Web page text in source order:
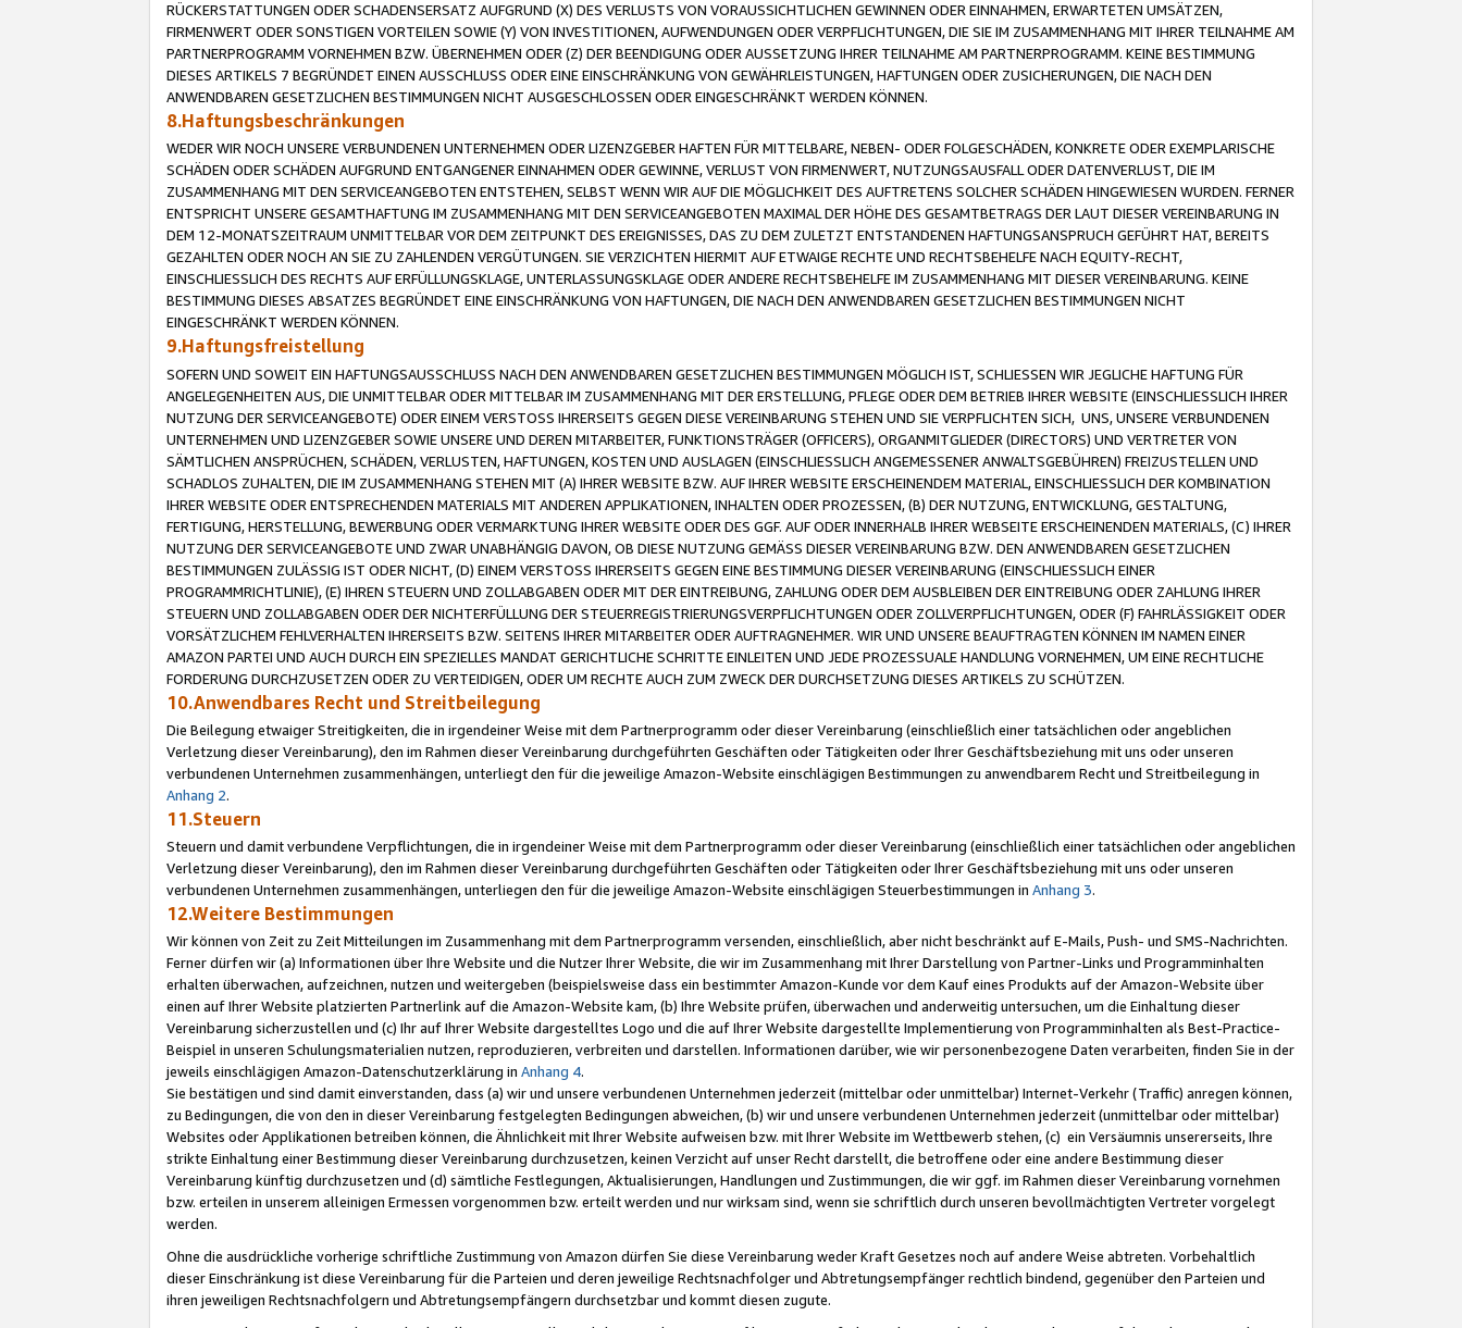
RÜCKERSTATTUNGEN ODER SCHADENSERSATZ AUFGRUND (X) DES VERLUSTS VON VORAUSSICHTLICHEN GEWINNEN ODER EINNAHMEN, ERWARTETEN UMSÄTZEN,
FIRMENWERT ODER SONSTIGEN VORTEILEN SOWIE (Y) VON INVESTITIONEN, AUFWENDUNGEN ODER VERPFLICHTUNGEN, DIE SIE IM ZUSAMMENHANG MIT IHRER TEILNAHME AM
PARTNERPROGRAMM VORNEHMEN BZW. ÜBERNEHMEN ODER (Z) DER BEENDIGUNG ODER AUSSETZUNG IHRER TEILNAHME AM PARTNERPROGRAMM. KEINE BESTIMMUNG
DIESES ARTIKELS 7 BEGRÜNDET EINEN AUSSCHLUSS ODER EINE EINSCHRÄNKUNG VON GEWÄHRLEISTUNGEN, HAFTUNGEN ODER ZUSICHERUNGEN, DIE NACH DEN
ANWENDBAREN GESETZLICHEN BESTIMMUNGEN NICHT AUSGESCHLOSSEN ODER EINGESCHRÄNKT WERDEN KÖNNEN.
8.Haftungsbeschränkungen
WEDER WIR NOCH UNSERE VERBUNDENEN UNTERNEHMEN ODER LIZENZGEBER HAFTEN FÜR MITTELBARE, NEBEN- ODER FOLGESCHÄDEN, KONKRETE ODER EXEMPLARISCHE
SCHÄDEN ODER SCHÄDEN AUFGRUND ENTGANGENER EINNAHMEN ODER GEWINNE, VERLUST VON FIRMENWERT, NUTZUNGSAUSFALL ODER DATENVERLUST, DIE IM
ZUSAMMENHANG MIT DEN SERVICEANGEBOTEN ENTSTEHEN, SELBST WENN WIR AUF DIE MÖGLICHKEIT DES AUFTRETENS SOLCHER SCHÄDEN HINGEWIESEN WURDEN. FERNER
ENTSPRICHT UNSERE GESAMTHAFTUNG IM ZUSAMMENHANG MIT DEN SERVICEANGEBOTEN MAXIMAL DER HÖHE DES GESAMTBETRAGS DER LAUT DIESER VEREINBARUNG IN
DEM 12-MONATSZEITRAUM UNMITTELBAR VOR DEM ZEITPUNKT DES EREIGNISSES, DAS ZU DEM ZULETZT ENTSTANDENEN HAFTUNGSANSPRUCH GEFÜHRT HAT, BEREITS
GEZAHLTEN ODER NOCH AN SIE ZU ZAHLENDEN VERGÜTUNGEN. SIE VERZICHTEN HIERMIT AUF ETWAIGE RECHTE UND RECHTSBEHELFE NACH EQUITY-RECHT,
EINSCHLIESSLICH DES RECHTS AUF ERFÜLLUNGSKLAGE, UNTERLASSUNGSKLAGE ODER ANDERE RECHTSBEHELFE IM ZUSAMMENHANG MIT DIESER VEREINBARUNG. KEINE
BESTIMMUNG DIESES ABSATZES BEGRÜNDET EINE EINSCHRÄNKUNG VON HAFTUNGEN, DIE NACH DEN ANWENDBAREN GESETZLICHEN BESTIMMUNGEN NICHT
EINGESCHRÄNKT WERDEN KÖNNEN.
9.Haftungsfreistellung
SOFERN UND SOWEIT EIN HAFTUNGSAUSSCHLUSS NACH DEN ANWENDBAREN GESETZLICHEN BESTIMMUNGEN MÖGLICH IST, SCHLIESSEN WIR JEGLICHE HAFTUNG FÜR
ANGELEGENHEITEN AUS, DIE UNMITTELBAR ODER MITTELBAR IM ZUSAMMENHANG MIT DER ERSTELLUNG, PFLEGE ODER DEM BETRIEB IHRER WEBSITE (EINSCHLIESSLICH IHRER
NUTZUNG DER SERVICEANGEBOTE) ODER EINEM VERSTOSS IHRERSEITS GEGEN DIESE VEREINBARUNG STEHEN UND SIE VERPFLICHTEN SICH, UNS, UNSERE VERBUNDENEN
UNTERNEHMEN UND LIZENZGEBER SOWIE UNSERE UND DEREN MITARBEITER, FUNKTIONSTRÄGER (OFFICERS), ORGANMITGLIEDER (DIRECTORS) UND VERTRETER VON
SÄMTLICHEN ANSPRÜCHEN, SCHÄDEN, VERLUSTEN, HAFTUNGEN, KOSTEN UND AUSLAGEN (EINSCHLIESSLICH ANGEMESSENER ANWALTSGEBÜHREN) FREIZUSTELLEN UND
SCHADLOS ZUHALTEN, DIE IM ZUSAMMENHANG STEHEN MIT (A) IHRER WEBSITE BZW. AUF IHRER WEBSITE ERSCHEINENDEM MATERIAL, EINSCHLIESSLICH DER KOMBINATION
IHRER WEBSITE ODER ENTSPRECHENDEN MATERIALS MIT ANDEREN APPLIKATIONEN, INHALTEN ODER PROZESSEN, (B) DER NUTZUNG, ENTWICKLUNG, GESTALTUNG,
FERTIGUNG, HERSTELLUNG, BEWERBUNG ODER VERMARKTUNG IHRER WEBSITE ODER DES GGF. AUF ODER INNERHALB IHRER WEBSEITE ERSCHEINENDEN MATERIALS, (C) IHRER
NUTZUNG DER SERVICEANGEBOTE UND ZWAR UNABHÄNGIG DAVON, OB DIESE NUTZUNG GEMÄSS DIESER VEREINBARUNG BZW. DEN ANWENDBAREN GESETZLICHEN
BESTIMMUNGEN ZULÄSSIG IST ODER NICHT, (D) EINEM VERSTOSS IHRERSEITS GEGEN EINE BESTIMMUNG DIESER VEREINBARUNG (EINSCHLIESSLICH EINER
PROGRAMMRICHTLINIE), (E) IHREN STEUERN UND ZOLLABGABEN ODER MIT DER EINTREIBUNG, ZAHLUNG ODER DEM AUSBLEIBEN DER EINTREIBUNG ODER ZAHLUNG IHRER
STEUERN UND ZOLLABGABEN ODER DER NICHTERFÜLLUNG DER STEUERREGISTRIERUNGSVERPFLICHTUNGEN ODER ZOLLVERPFLICHTUNGEN, ODER (F) FAHRLÄSSIGKEIT ODER
VORSÄTZLICHEM FEHLVERHALTEN IHRERSEITS BZW. SEITENS IHRER MITARBEITER ODER AUFTRAGNEHMER. WIR UND UNSERE BEAUFTRAGTEN KÖNNEN IM NAMEN EINER
AMAZON PARTEI UND AUCH DURCH EIN SPEZIELLES MANDAT GERICHTLICHE SCHRITTE EINLEITEN UND JEDE PROZESSUALE HANDLUNG VORNEHMEN, UM EINE RECHTLICHE
FORDERUNG DURCHZUSETZEN ODER ZU VERTEIDIGEN, ODER UM RECHTE AUCH ZUM ZWECK DER DURCHSETZUNG DIESES ARTIKELS ZU SCHÜTZEN.
10.Anwendbares Recht und Streitbeilegung
Die Beilegung etwaiger Streitigkeiten, die in irgendeiner Weise mit dem Partnerprogramm oder dieser Vereinbarung (einschließlich einer tatsächlichen oder angeblichen
Verletzung dieser Vereinbarung), den im Rahmen dieser Vereinbarung durchgeführten Geschäften oder Tätigkeiten oder Ihrer Geschäftsbeziehung mit uns oder unseren
verbundenen Unternehmen zusammenhängen, unterliegt den für die jeweilige Amazon-Website einschlägigen Bestimmungen zu anwendbarem Recht und Streitbeilegung in
Anhang 2.
11.Steuern
Steuern und damit verbundene Verpflichtungen, die in irgendeiner Weise mit dem Partnerprogramm oder dieser Vereinbarung (einschließlich einer tatsächlichen oder angeblichen
Verletzung dieser Vereinbarung), den im Rahmen dieser Vereinbarung durchgeführten Geschäften oder Tätigkeiten oder Ihrer Geschäftsbeziehung mit uns oder unseren
verbundenen Unternehmen zusammenhängen, unterliegen den für die jeweilige Amazon-Website einschlägigen Steuerbestimmungen in Anhang 3.
12.Weitere Bestimmungen
Wir können von Zeit zu Zeit Mitteilungen im Zusammenhang mit dem Partnerprogramm versenden, einschließlich, aber nicht beschränkt auf E-Mails, Push- und SMS-Nachrichten.
Ferner dürfen wir (a) Informationen über Ihre Website und die Nutzer Ihrer Website, die wir im Zusammenhang mit Ihrer Darstellung von Partner-Links und Programminhalten
erhalten überwachen, aufzeichnen, nutzen und weitergeben (beispielsweise dass ein bestimmter Amazon-Kunde vor dem Kauf eines Produkts auf der Amazon-Website über
einen auf Ihrer Website platzierten Partnerlink auf die Amazon-Website kam, (b) Ihre Website prüfen, überwachen und anderweitig untersuchen, um die Einhaltung dieser
Vereinbarung sicherzustellen und (c) Ihr auf Ihrer Website dargestelltes Logo und die auf Ihrer Website dargestellte Implementierung von Programminhalten als Best-Practice-
Beispiel in unseren Schulungsmaterialien nutzen, reproduzieren, verbreiten und darstellen. Informationen darüber, wie wir personenbezogene Daten verarbeiten, finden Sie in der
jeweils einschlägigen Amazon-Datenschutzerklärung in Anhang 4.
Sie bestätigen und sind damit einverstanden, dass (a) wir und unsere verbundenen Unternehmen jederzeit (mittelbar oder unmittelbar) Internet-Verkehr (Traffic) anregen können,
zu Bedingungen, die von den in dieser Vereinbarung festgelegten Bedingungen abweichen, (b) wir und unsere verbundenen Unternehmen jederzeit (unmittelbar oder mittelbar)
Websites oder Applikationen betreiben können, die Ähnlichkeit mit Ihrer Website aufweisen bzw. mit Ihrer Website im Wettbewerb stehen, (c) ein Versäumnis unsererseits, Ihre
strikte Einhaltung einer Bestimmung dieser Vereinbarung durchzusetzen, keinen Verzicht auf unser Recht darstellt, die betroffene oder eine andere Bestimmung dieser
Vereinbarung künftig durchzusetzen und (d) sämtliche Festlegungen, Aktualisierungen, Handlungen und Zustimmungen, die wir ggf. im Rahmen dieser Vereinbarung vornehmen
bzw. erteilen in unserem alleinigen Ermessen vorgenommen bzw. erteilt werden und nur wirksam sind, wenn sie schriftlich durch unseren bevollmächtigten Vertreter vorgelegt
werden.
Ohne die ausdrückliche vorherige schriftliche Zustimmung von Amazon dürfen Sie diese Vereinbarung weder Kraft Gesetzes noch auf andere Weise abtreten. Vorbehaltlich
dieser Einschränkung ist diese Vereinbarung für die Parteien und deren jeweilige Rechtsnachfolger und Abtretungsempfänger rechtlich bindend, gegenüber den Parteien und
ihren jeweiligen Rechtsnachfolgern und Abtretungsempfängern durchsetzbar und kommt diesen zugute.